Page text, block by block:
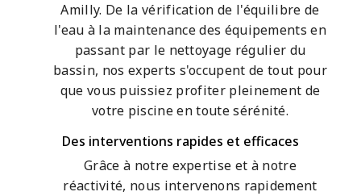
Amilly. De la vérification de l'équilibre de
l'eau à la maintenance des équipements en
passant par le nettoyage régulier du
bassin, nos experts s'occupent de tout pour
que vous puissiez profiter pleinement de
votre piscine en toute sérénité.
Des interventions rapides et efficaces
Grâce à notre expertise et à notre
réactivité, nous intervenons rapidement